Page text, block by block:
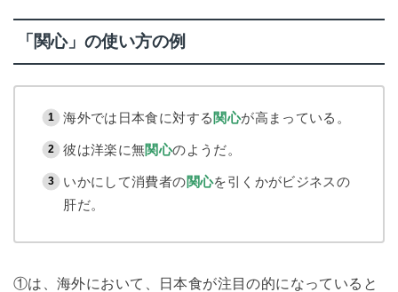
「関心」の使い方の例
海外では日本食に対する 関心が高まっている。
彼は洋楽に無関心のようだ。
いかにして消費者の関心を引くかがビジネスの
肝だ。
①は、海外において、日本食が注目の的になっていると